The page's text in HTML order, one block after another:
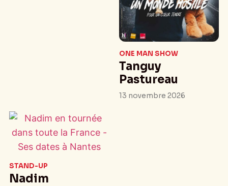
ONE MAN SHOW
Tanguy
Pastureau
13 novembre 2026
STAND-UP
Nadim